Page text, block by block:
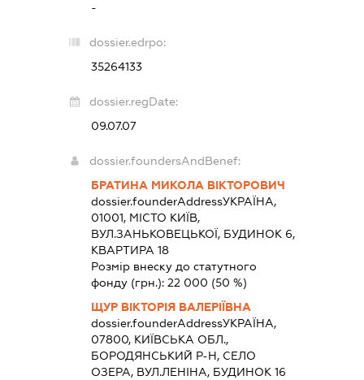
-
dossier.edrpo:
35264133
dossier.regDate:
09.07.07
dossier.foundersAndBenef:
БРАТИНА МИКОЛА ВІКТОРОВИЧ
dossier.founderAddressУКРАЇНА,
01001, МІСТО КИЇВ,
ВУЛ.ЗАНЬКОВЕЦЬКОЇ, БУДИНОК 6,
КВАРТИРА 18
Розмір внеску до статутного
фонду (грн.):22 000 (50 %)
ЩУР ВІКТОРІЯ ВАЛЕРІЇВНА
dossier.founderAddressУКРАЇНА,
07800, КИЇВСЬКА ОБЛ.,
БОРОДЯНСЬКИЙ Р-Н, СЕЛО
ОЗЕРА, ВУЛ.ЛЕНІНА, БУДИНОК 16